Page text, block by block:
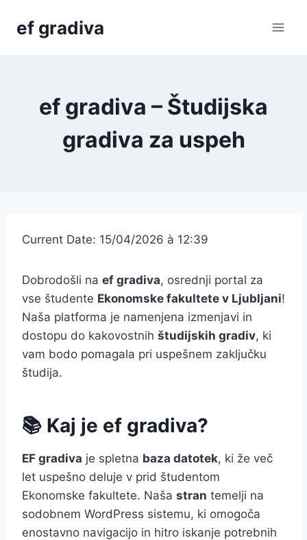
ef gradiva
ef gradiva – Študijska
gradiva za uspeh
Current Date: 15/04/2026 à 12:39
Dobrodošli na ef gradiva, osrednji portal za
vse študente Ekonomske fakultete v Ljubljani!
Naša platforma je namenjena izmenjavi in
dostopu do kakovostnih študijskih gradiv, ki
vam bodo pomagala pri uspešnem zaključku
študija.
📚 Kaj je ef gradiva?
EF gradiva je spletna baza datotek, ki že več
let uspešno deluje v prid študentom
Ekonomske fakultete. Naša stran temelji na
sodobnem WordPress sistemu, ki omogoča
enostavno navigacijo in hitro iskanje potrebnih